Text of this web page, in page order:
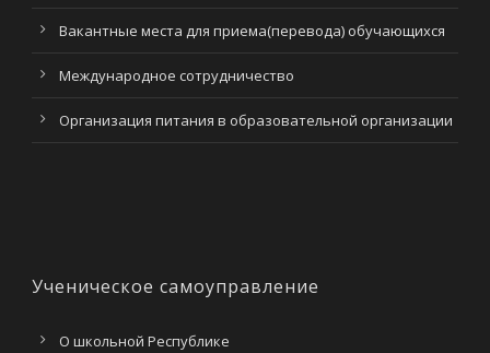
Вакантные места для приема(перевода) обучающихся
Международное сотрудничество
Организация питания в образовательной организации
Ученическое самоуправление
О школьной Республике